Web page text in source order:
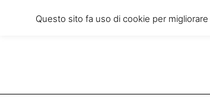
Friday, August 7, 2026
Questo sito fa uso di cookie per